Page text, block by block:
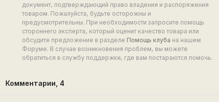
документ, подтверждающий право владения и распоряжения
товаром. Пожалуйста, будьте осторожны и
предусмотрительны. При необходимости запросите помощь
стороннего эксперта, который оценит качество товара или
обсудите предложение в разделе Помощь клуба на нашем
Форуме. В случае возникновения проблем, вы можете
обратиться в службу поддержки, где вам постараются помочь.
Комментарии, 4